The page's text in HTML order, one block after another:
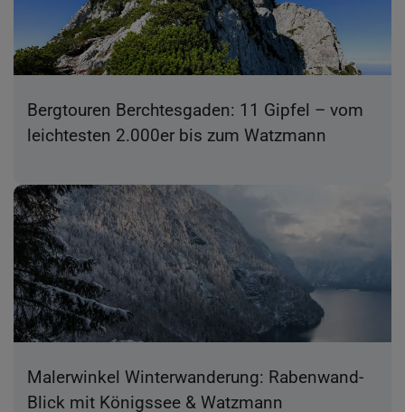
Bergtouren Berchtesgaden: 11 Gipfel – vom
leichtesten 2.000er bis zum Watzmann
Malerwinkel Winterwanderung: Rabenwand-
Blick mit Königssee & Watzmann